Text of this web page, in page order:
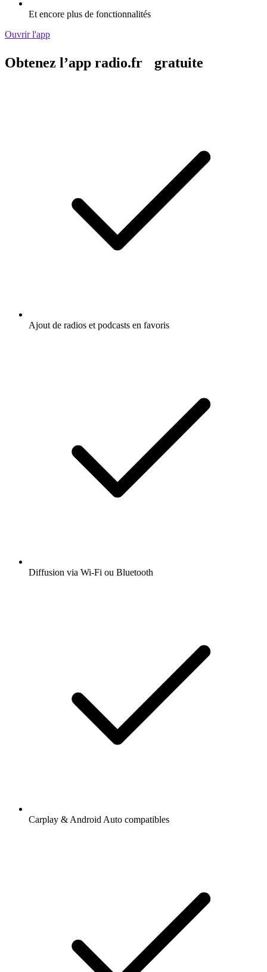
Et encore plus de fonctionnalités
Ouvrir l'app
Obtenez l’app radio.fr gratuite
Ajout de radios et podcasts en favoris
Diffusion via Wi-Fi ou Bluetooth
Carplay & Android Auto compatibles